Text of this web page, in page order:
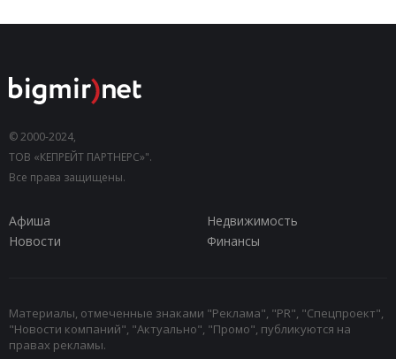
© 2000-2024,
ТОВ «КЕПРЕЙТ ПАРТНЕРС»".
Все права защищены.
Афиша
Недвижимость
Новости
Финансы
Материалы, отмеченные знаками "Реклама", "PR", "Спецпроект",
"Новости компаний", "Актуально", "Промо", публикуются на
правах рекламы.